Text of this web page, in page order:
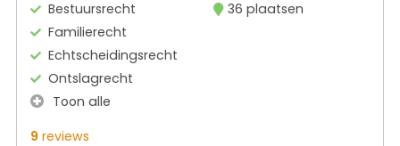
Bestuursrecht
Familierecht
Echtscheidingsrecht
Ontslagrecht
Toon alle
36 plaatsen
9 reviews